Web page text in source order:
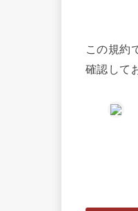
この規約
確認して